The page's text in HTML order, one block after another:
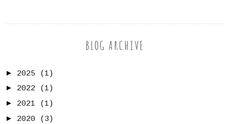
BLOG ARCHIVE
► 2025
(1)
► 2022
(1)
► 2021
(1)
► 2020
(3)